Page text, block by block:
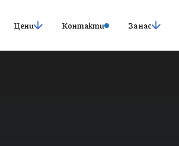
Цени Контакти За нас